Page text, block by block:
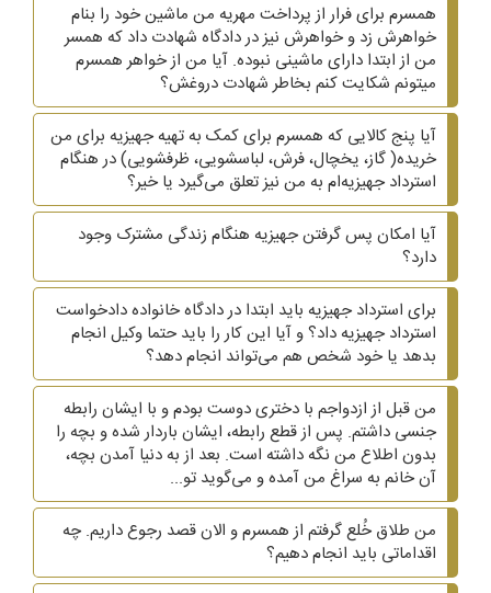
همسرم برای فرار از پرداخت مهریه من ماشین خود را بنام
خواهرش زد و خواهرش نیز در دادگاه شهادت داد که همسر
من از ابتدا دارای ماشینی نبوده. آیا من از خواهر همسرم
میتونم شکایت کنم بخاطر شهادت دروغش؟
آیا پنج کالایی که همسرم برای کمک به تهیه جهیزیه برای من
خریده( گاز، یخچال، فرش، لباسشویی، ظرفشویی)‌ در هنگام
استرداد جهیزیه‌ام به من نیز تعلق می‌گیرد یا خیر؟
آیا امکان پس گرفتن جهیزیه هنگام زندگی مشترک وجود
دارد؟
برای استرداد جهیزیه باید ابتدا در دادگاه خانواده دادخواست
استرداد جهیزیه داد؟ و آیا این کار را باید حتما وکیل انجام
بدهد یا خود شخص هم می‌تواند انجام دهد؟
من قبل از ازدواجم با دختری دوست بودم و با ایشان رابطه
جنسی داشتم. پس از قطع رابطه، ایشان باردار شده و بچه را
بدون اطلاع من نگه داشته است. بعد از به دنیا آمدن بچه،
آن خانم به سراغ من آمده و می‌گوید تو...
من طلاق خُلع گرفتم از همسرم و الان قصد رجوع داریم. چه
اقداماتی باید انجام دهیم؟